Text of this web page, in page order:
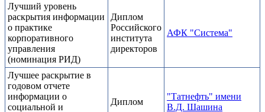
Лучший уровень
раскрытия информации
о практике
корпоративного
управления
(номинация РИД)
Диплом
Российского
института
директоров
АФК "Система"
Лучшее раскрытие в
годовом отчете
информации о
социальной и
Диплом
"Татнефть" имени
В.Д. Шашина